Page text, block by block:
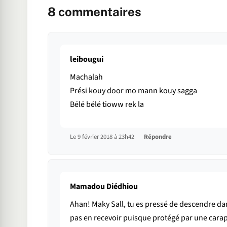
8 commentaires
leibougui
Machalah
Prési kouy door mo mann kouy sagga
Bélé bélé tioww rek la
Le 9 février 2018 à 23h42 Répondre
Mamadou Diédhiou
Ahan! Maky Sall, tu es pressé de descendre
pas en recevoir puisque protégé par une